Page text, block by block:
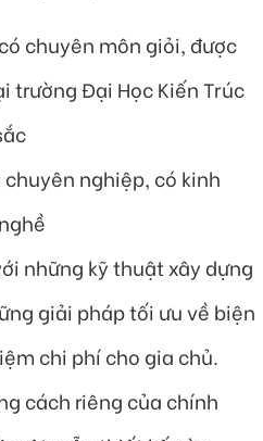
chuyên môn giỏi, được
trường Đại Học Kiến Trúc
nghiệp, có kinh
những kỹ thuật xây dựng
giải pháp tối ưu về biện
chi phí cho gia chủ.
cách riêng của chính